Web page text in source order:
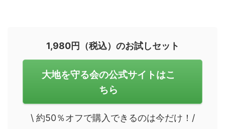
1,980円（税込）のお試しセット
大地を守る会の公式サイトはこ
ちら
\ 約50％オフで購入できるのは今だけ！/